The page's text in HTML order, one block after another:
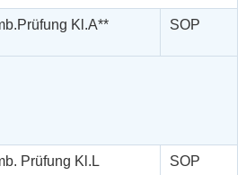
Kl.A** SOP
Prüfung Kl.L SOP